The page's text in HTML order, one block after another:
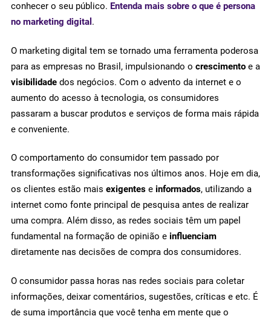
conhecer o seu público. Entenda mais sobre o que é persona
no marketing digital .
O marketing digital tem se tornado uma ferramenta poderosa
para as empresas no Brasil, impulsionando o crescimento e a
visibilidade dos negócios. Com o advento da internet e o
aumento do acesso à tecnologia, os consumidores
passaram a buscar produtos e serviços de forma mais rápida
e conveniente.
O comportamento do consumidor tem passado por
transformações significativas nos últimos anos. Hoje em dia,
os clientes estão mais exigentes e informados, utilizando a
internet como fonte principal de pesquisa antes de realizar
uma compra. Além disso, as redes sociais têm um papel
fundamental na formação de opinião e influenciam
diretamente nas decisões de compra dos consumidores.
O consumidor passa horas nas redes sociais para coletar
informações, deixar comentários, sugestões, críticas e etc. É
de suma importância que você tenha em mente que o